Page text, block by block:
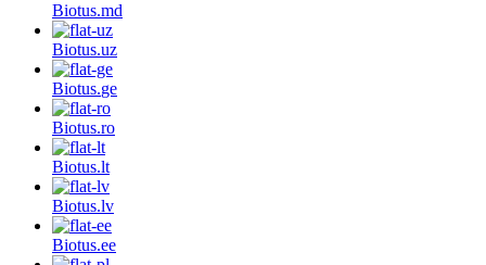
Biotus.md
Biotus.uz
Biotus.ge
Biotus.ro
Biotus.lt
Biotus.lv
Biotus.ee